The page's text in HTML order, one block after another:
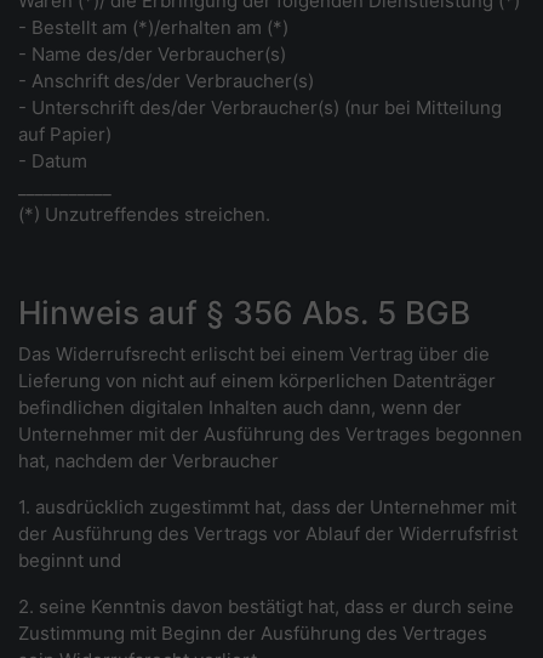
- Bestellt am (*)/erhalten am (*)
- Name des/der Verbraucher(s)
- Anschrift des/der Verbraucher(s)
- Unterschrift des/der Verbraucher(s) (nur bei Mitteilung
auf Papier)
- Datum
(*) Unzutreffendes streichen.
Hinweis auf § 356 Abs. 5 BGB
Das Widerrufsrecht erlischt bei einem Vertrag über die
Lieferung von nicht auf einem körperlichen Datenträger
befindlichen digitalen Inhalten auch dann, wenn der
Unternehmer mit der Ausführung des Vertrages begonnen
hat, nachdem der Verbraucher
1. ausdrücklich zugestimmt hat, dass der Unternehmer mit
der Ausführung des Vertrags vor Ablauf der Widerrufsfrist
beginnt und
2. seine Kenntnis davon bestätigt hat, dass er durch seine
Zustimmung mit Beginn der Ausführung des Vertrages